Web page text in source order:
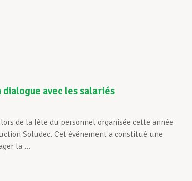
dialogue avec les salariés
de la fête du personnel organisée cette année
Soludec. Cet événement a constitué une
la ...